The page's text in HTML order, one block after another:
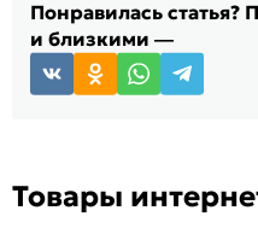
Понравилась статья?
и близкими —
Товары